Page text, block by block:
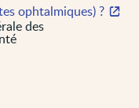
ophtalmiques) ?
des